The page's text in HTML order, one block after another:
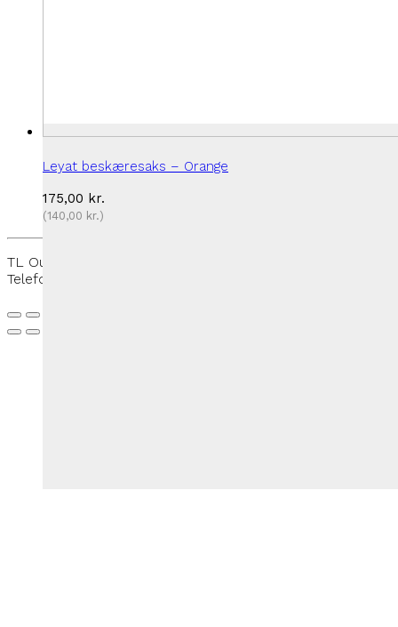
Leyat beskæresaks – Orange
175,00 kr.
(140,00 kr.)
TL Outdoor - Rantzausmindevej 109, 5700 Svendborg -
Telefon: